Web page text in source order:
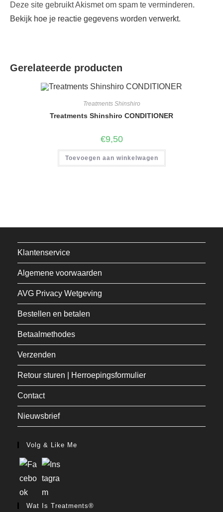
Deze site gebruikt Akismet om spam te verminderen.
Bekijk hoe je reactie gegevens worden verwerkt.
Gerelateerde producten
Treatments Shinshiro
Treatments Shinshiro CONDITIONER
€9,50
Toevoegen aan winkelwagen
Klantenservice
Algemene voorwaarden
AVG Privacy Wetgeving
Bestellen en betalen
Betaalmethodes
Verzenden
Retour sturen | Herroepingsformulier
Contact
Nieuwsbrief
Volg & Like Me
Wat Is Treatments®